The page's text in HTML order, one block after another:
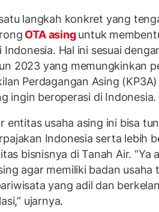
langkah konkret yang
OTA asinguntuk
Hal ini sesuai
2023 yang memungkinkan
Perdagangan Asing
ingin beroperasi di Indonesia.
entitas usaha asing ini bisa
Indonesia serta lebih
bisnisnya di Tanah Air. “Ya
agar memiliki badan usaha
yang adil dan
ujarnya.